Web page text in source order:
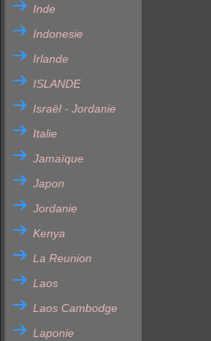
Inde
Indonesie
Irlande
ISLANDE
Israël - Jordanie
Italie
Jamaïque
Japon
Jordanie
Kenya
La Reunion
Laos
Laos Cambodge
Laponie